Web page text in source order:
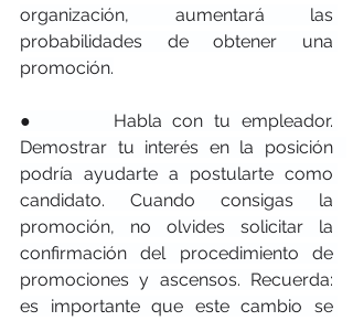
organización, aumentará las
probabilidades de obtener una
promoción.
●       Habla con tu empleador.
Demostrar tu interés en la posición
podría ayudarte a postularte como
candidato. Cuando consigas la
promoción, no olvides solicitar la
confirmación del procedimiento de
promociones y ascensos. Recuerda:
es importante que este cambio se